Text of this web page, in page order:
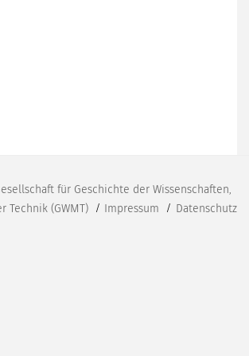
für Geschichte der Wissenschaften,
Technik (GWMT)
Impressum Datenschutz